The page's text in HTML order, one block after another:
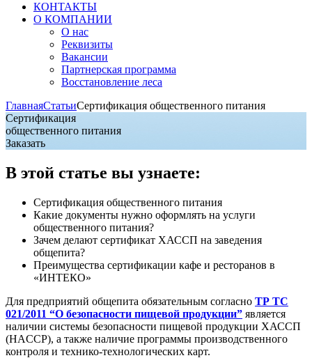
КОНТАКТЫ
О КОМПАНИИ
О нас
Реквизиты
Вакансии
Партнерская программа
Восстановление леса
ГлавнаяСтатьиСертификация общественного питания
Сертификация
общественного питания
Заказать
В этой статье вы узнаете:
Сертификация общественного питания
Какие документы нужно оформлять на услуги
общественного питания?
Зачем делают сертификат ХАССП на заведения
общепита?
Преимущества сертификации кафе и ресторанов в
«ИНТЕКО»
Для предприятий общепита обязательным согласно ТР ТС
021/2011 “О безопасности пищевой продукции” является
наличии системы безопасности пищевой продукции ХАССП
(HACCP), а также наличие программы производственного
контроля и технико-технологических карт.